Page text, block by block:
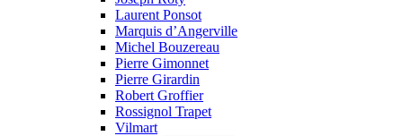
Laurent Ponsot
Marquis d’Angerville
Michel Bouzereau
Pierre Gimonnet
Pierre Girardin
Robert Groffier
Rossignol Trapet
Vilmart